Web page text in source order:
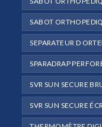
SABOT
SEPARATEUR D
SPARADRAP
SVR SUN SECURE
SVR SUN SECURE